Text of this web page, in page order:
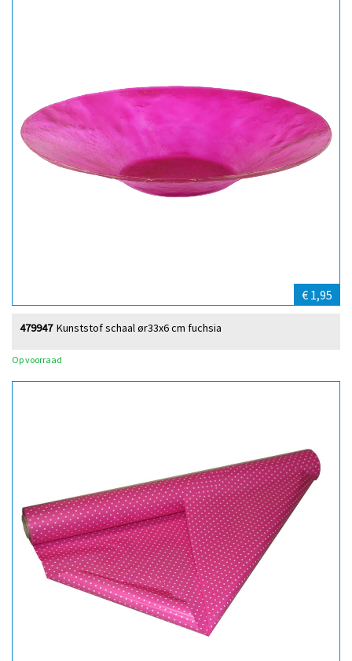
€ 1,95
Kunststof schaal ør33x6 cm fuchsia
479947
Op voorraad